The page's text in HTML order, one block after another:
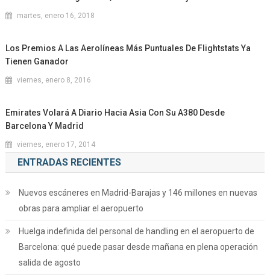
martes, enero 16, 2018
Los Premios A Las Aerolíneas Más Puntuales De Flightstats Ya
Tienen Ganador
viernes, enero 8, 2016
Emirates Volará A Diario Hacia Asia Con Su A380 Desde
Barcelona Y Madrid
viernes, enero 17, 2014
ENTRADAS RECIENTES
Nuevos escáneres en Madrid-Barajas y 146 millones en nuevas
obras para ampliar el aeropuerto
Huelga indefinida del personal de handling en el aeropuerto de
Barcelona: qué puede pasar desde mañana en plena operación
salida de agosto